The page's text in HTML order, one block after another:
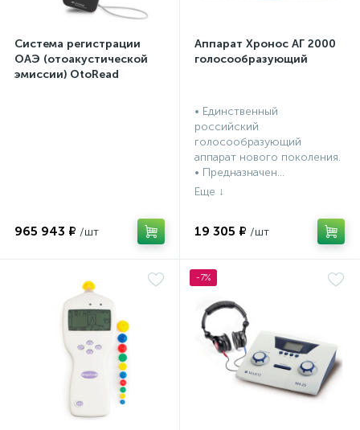
Система регистрации
ОАЭ (отоакустической
эмиссии) OtoRead
965 943 ₽
Аппарат Хронос АГ 2000
голосообразующий
• Единственный
российский
голосообразующий
аппарат нового поколения.
• Предназначен...
19 305 ₽
-7%